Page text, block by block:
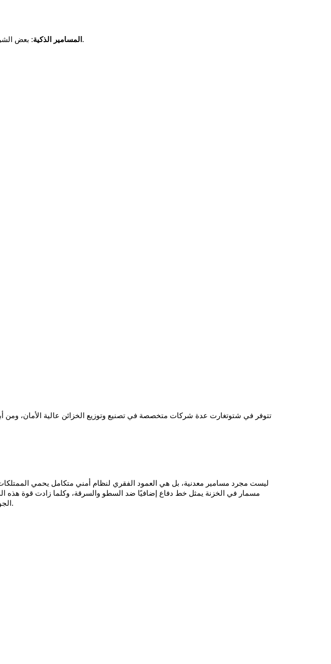
المسامير الذكية : بعض الشركات بدأت في تطوير مسامير تُراقب حالتها وترسل تنبيهات عند تعرضها للضغط غير الطبيعي.
تتوفر في شتوتغارت عدة شركات متخصصة في تصنيع وتوزيع الخزائن عالية الأمان، ومن
مسمار في الخزنة يمثل خط دفاع إضافيًا ضد السطو والسرقة، وكلما زادت قوة هذه
الجودة هو استثمار في راحة البال والثقة بأن كل ما تملكه محمي بأعلى معايير الأمان في شتوتغارت.